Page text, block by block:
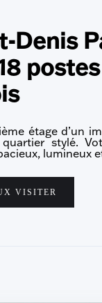
Denis
étage d’un
stylé.
lumineux
VISITER